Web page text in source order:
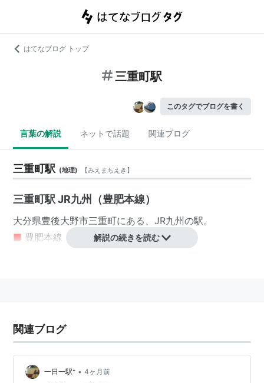
はてなブログ トップ
三重町駅
このタグでブログを書く
言葉の解説 ネットで話題 関連ブログ
三重町駅 (地理) 【みえまちえき 】
三重町駅 JR九州（豊肥本線）
大分県豊後大野市三重町にある、JR九州の駅。
■ 豊肥本線 （ 阿蘇高原線）
○リスト：
解説の続きを読む
関連ブログ
一日一駅⁺ • 4ヶ月前